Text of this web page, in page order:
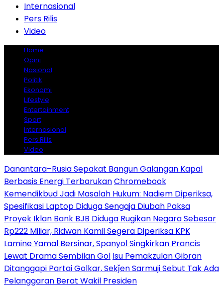
Internasional
Pers Rilis
Video
Home
Opini
Nasional
Politik
Ekonomi
Lifestyle
Entertainment
Sport
Internasional
Pers Rilis
Video
Danantara–Rusia Sepakat Bangun Galangan Kapal
Berbasis Energi TerbarukanChromebook
Kemendikbud Jadi Masalah Hukum: Nadiem Diperiksa,
Spesifikasi Laptop Diduga Sengaja Diubah Paksa
Proyek Iklan Bank BJB Diduga Rugikan Negara Sebesar
Rp222 Miliar, Ridwan Kamil Segera Diperiksa KPK
Lamine Yamal Bersinar, Spanyol Singkirkan Prancis
Lewat Drama Sembilan Gol Isu Pemakzulan Gibran
Ditanggapi Partai Golkar, Sekǰen Sarmuji Sebut Tak Ada
Pelanggaran Berat Wakil Presiden